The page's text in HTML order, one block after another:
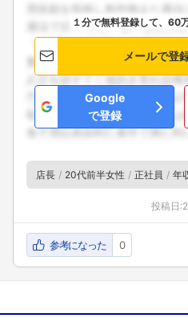
１分で無料登録して、60
メールで登
Google
で登録
店長 20代前半女性 正社員 年
投稿日:
参考になった 0